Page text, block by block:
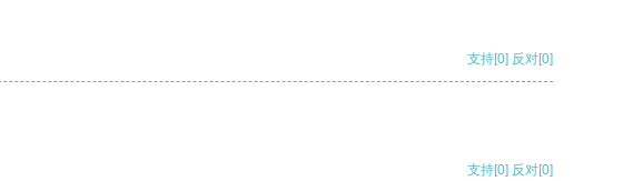
支持[0] 反对[0]
支持[0] 反对[0]